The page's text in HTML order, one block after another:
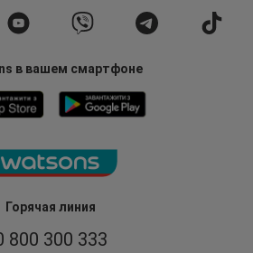
Горячая линия
800 300 333
в вашем смартфоне